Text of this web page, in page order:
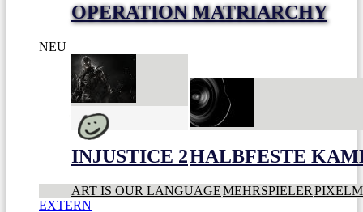
OPERATION MATRIARCHY
NEU
INJUSTICE 2HALBFESTE
ART IS OUR LANGUAGEMEHRSPIELER
EXTERN